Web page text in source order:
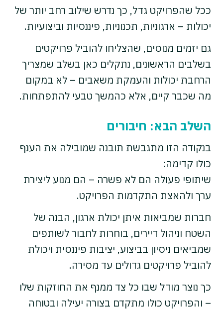
ככל שהפרויקט גדל, כך נדרש שילוב רחב יותר של
יכולות – ארגוניות, תכנוניות, פיננסיות וביצועיות.
גם יזמים מנוסים, שהצליחו להוביל פרויקטים
בשלבים הראשונים, נתקלים כאן בשלב שמצריך
הרחבת יכולות והעמקת משאבים – לא במקום
מה שכבר קיים, אלא כהמשך טבעי להתפתחות.
השלב הבא: חיבורים
בנקודה הזו מתגבשת תובנה שמובילה את הענף
כולו קדימה:
שיתופי פעולה הם לא פשרה – הם מנוע ליצירת
ערך ולהאצת התקדמות הפרויקט.
חברות שמביאות איתן יכולת ארגון, הבנה של
השטח וניהול דיירים, בוחרות לחבור לשותפים
שמביאים ניסיון בביצוע, יציבות פיננסית ויכולת
להוביל פרויקטים גדולים עד מסירה.
כך נוצר מודל שבו כל צד ממנף את החוזקות שלו
– והפרויקט כולו מתקדם בצורה יעילה ובטוחה